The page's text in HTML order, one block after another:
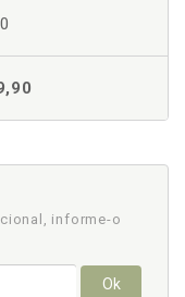
informe-o
Ok